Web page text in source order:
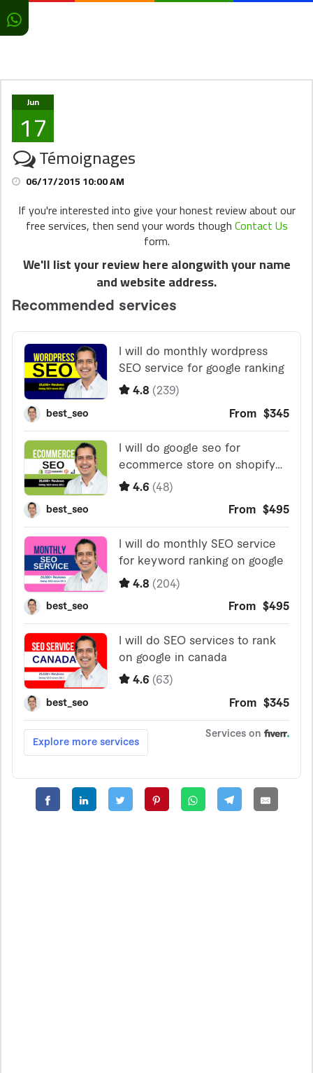
Jun
17
Témoignages
06/17/2015 10:00 AM
If you're interested into give your honest review about our
free services, then send your words thoughContact Us
form.
We'll list your review here alongwith your name
and website address.